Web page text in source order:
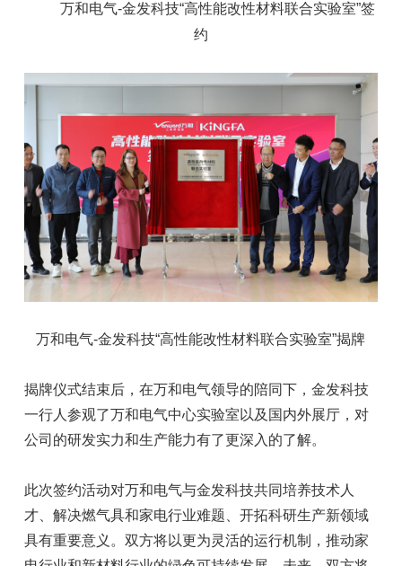
万和电气-金发科技“高性能改性材料联合实验室”签
约
万和电气-金发科技“高性能改性材料联合实验室”揭牌
揭牌仪式结束后，在万和电气领导的陪同下，金发科技
一行人参观了万和电气中心实验室以及国内外展厅，对
公司的研发实力和生产能力有了更深入的了解。
此次签约活动对万和电气与金发科技共同培养技术人
才、解决燃气具和家电行业难题、开拓科研生产新领域
具有重要意义。双方将以更为灵活的运行机制，推动家